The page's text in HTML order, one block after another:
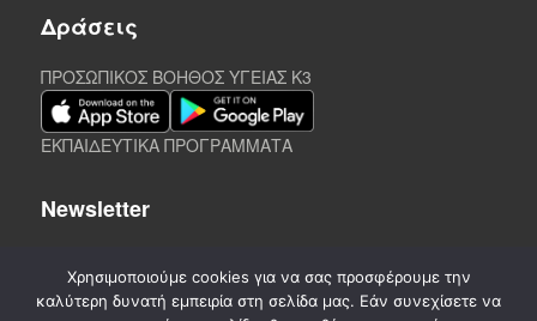
Δράσεις
ΠΡΟΣΩΠΙΚΟΣ ΒΟΗΘΟΣ ΥΓΕΙΑΣ K3
ΕΚΠΑΙΔΕΥΤΙΚΑ ΠΡΟΓΡΑΜΜΑΤΑ
Newsletter
Χρησιμοποιούμε cookies για να σας προσφέρουμε την
καλύτερη δυνατή εμπειρία στη σελίδα μας. Εάν συνεχίσετε να